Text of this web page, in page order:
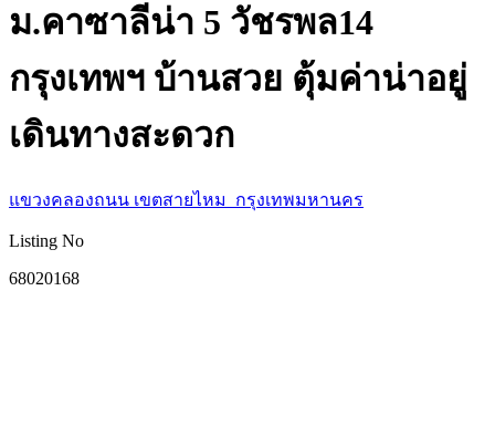
ม.คาซาลีน่า 5 วัชรพล14
กรุงเทพฯ บ้านสวย ตุ้มค่าน่าอยู่
เดินทางสะดวก
แขวงคลองถนน เขตสายไหม กรุงเทพมหานคร
Listing No
68020168